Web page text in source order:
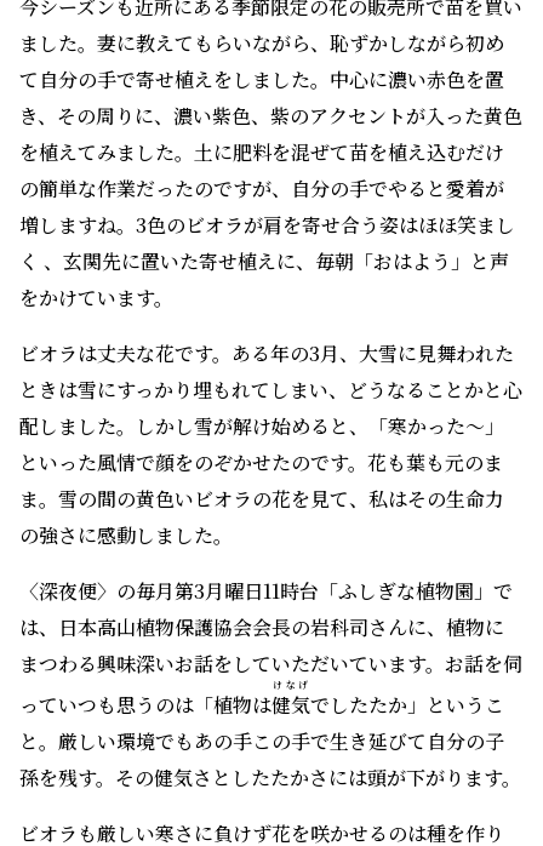
今シーズンも近所にある季節限定の花の販売所で苗を買い
ました。妻に教えてもらいながら、恥ずかしながら初め
て自分の手で寄せ植えをしました。中心に濃い赤色を置
き、その周りに、濃い紫色、紫のアクセントが入った黄色
を植えてみました。土に肥料を混ぜて苗を植え込むだけ
の簡単な作業だったのですが、自分の手でやると愛着が
増しますね。3色のビオラが肩を寄せ合う姿はほほ笑まし
く 、玄関先に置いた寄せ植えに、毎朝「おはよう」と声
をかけています。
ビオラは丈夫な花です。ある年の3月、大雪に見舞われた
ときは雪にすっかり埋もれてしまい、どうなることかと心
配しました。しかし雪が解け始めると、「寒かった〜」
といった風情で顔をのぞかせたのです。花も葉も元のま
ま。雪の間の黄色いビオラの花を見て、私はその生命力
の強さに感動しました。
〈深夜便〉の毎月第3月曜日11時台「ふしぎな植物園」で
は、日本高山植物保護協会会長の岩科司さんに、植物に
まつわる興味深いお話をしていただいています。お話を伺
っていつも思うのは「植物は健気
けなげ
でしたたか」というこ
と。厳しい環境でもあの手この手で生き延びて自分の子
孫を残す。その健気さとしたたかさには頭が下がります。
ビオラも厳しい寒さに負けず花を咲かせるのは種を作り